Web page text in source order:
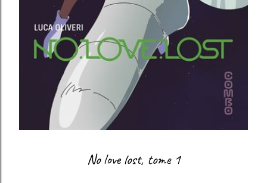
No love lost, tome 1